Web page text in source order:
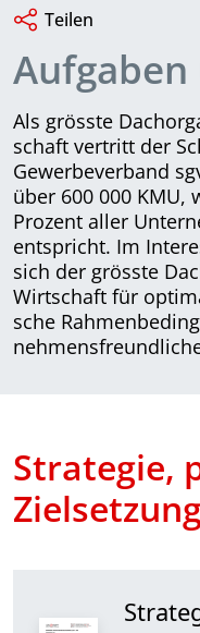
Teilen
Als grösste
schaft vertritt der
Gewerbeverband
über 600 000 KMU,
Prozent aller
entspricht. Im
sich der grösste
Wirtschaft für
sche
Strategie,